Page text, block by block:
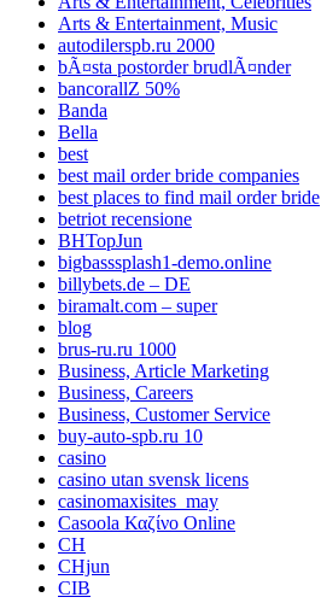
Arts & Entertainment, Music
autodilerspb.ru 2000
bÃ¤sta postorder brudlÃ¤nder
bancorallZ 50%
Banda
Bella
best
best mail order bride companies
best places to find mail order bride
betriot recensione
BHTopJun
bigbasssplash1-demo.online
billybets.de – DE
biramalt.com – super
blog
brus-ru.ru 1000
Business, Article Marketing
Business, Careers
Business, Customer Service
buy-auto-spb.ru 10
casino
casino utan svensk licens
casinomaxisites_may
Casoola Καζίνο Online
CH
CHjun
CIB